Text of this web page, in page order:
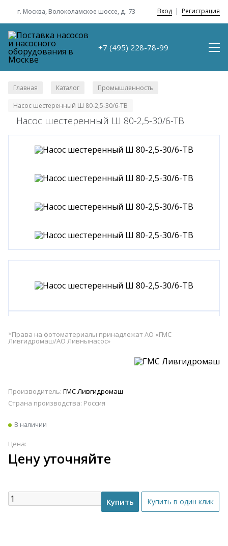
г. Москва, Волоколамское шоссе, д. 73 Вход | Регистрация
+7 (495) 228-78-99
Главная Каталог Промышленность
Насос шестеренный Ш 80-2,5-30/6-ТВ
Насос шестеренный Ш 80-2,5-30/6-ТВ
*Права на фотоматериалы принадлежат АО «ГМС
Ливгидромаш/АО Ливнынасос»
Производитель: ГМС Ливгидромаш
Страна производства: Россия
В наличии
Цена:
Цену уточняйте